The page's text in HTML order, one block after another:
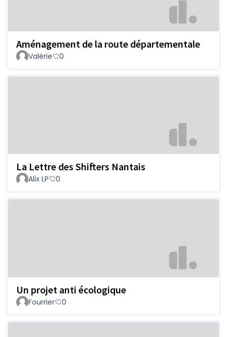
Aménagement de la route départementale
Valérie 0
La Lettre des Shifters Nantais
Alix LP 0
Un projet anti écologique
Fourrier 0